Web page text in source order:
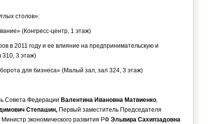
столов»:
(Конгресс-центр, 1 этаж)
в 2011 году и ее влияние на предпринимательскую и
310, 3 этаж)
для бизнеса» (Малый зал, зал 324, 3 этаж)
Совета Федерации Валентина Ивановна Матвиенко,
Степашин, Первый заместитель Председателя
Министр экономического развития РФЭльвира Сахипзадовна